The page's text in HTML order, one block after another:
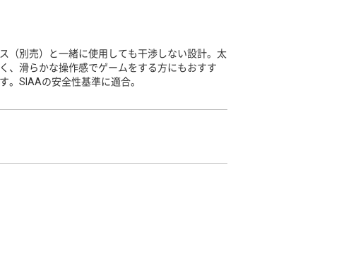
（別売）と一緒に使用しても干渉しない設計。太
、滑らかな操作感でゲームをする方にもおすす
。SIAAの安全性基準に適合。